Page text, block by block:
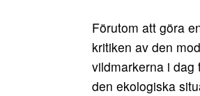
Förutom att göra
kritiken av den
vildmarkerna i dag
den ekologiska